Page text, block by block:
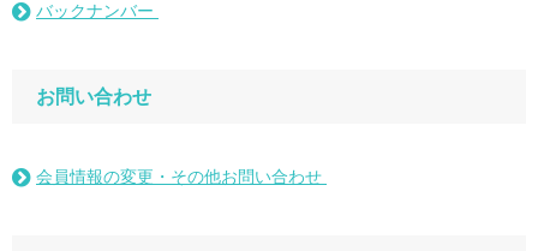
バックナンバー
お問い合わせ
会員情報の変更・その他お問い合わせ